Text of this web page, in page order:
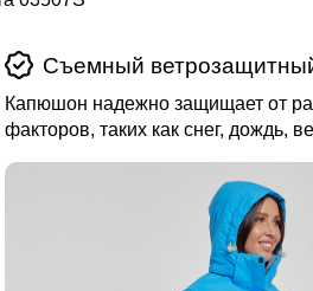
Съемный
Капюшон надежно защищает от
факторов, таких как снег, дождь,